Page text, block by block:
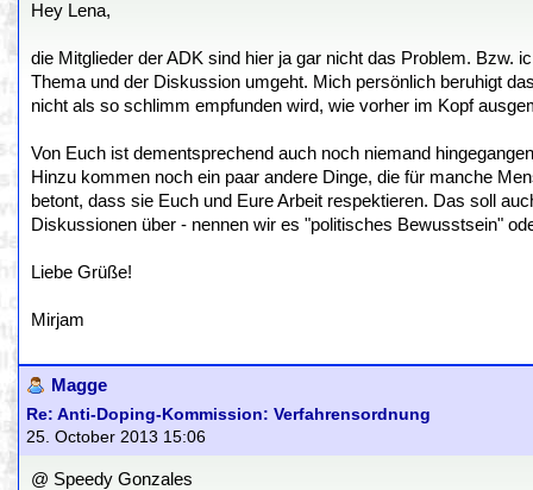
Hey Lena,
die Mitglieder der ADK sind hier ja gar nicht das Problem. Bzw.
Thema und der Diskussion umgeht. Mich persönlich beruhigt
nicht als so schlimm empfunden wird, wie vorher im Kopf
Von Euch ist dementsprechend auch noch niemand
Hinzu kommen noch ein paar andere Dinge, die für manche
betont, dass sie Euch und Eure Arbeit respektieren. Das soll
Diskussionen über - nennen wir es "politisches Bewusstsein"
Liebe Grüße!
Mirjam
Magge
Re: Anti-Doping-Kommission: Verfahrensordnung
25. October 2013 15:06
@ Speedy Gonzales